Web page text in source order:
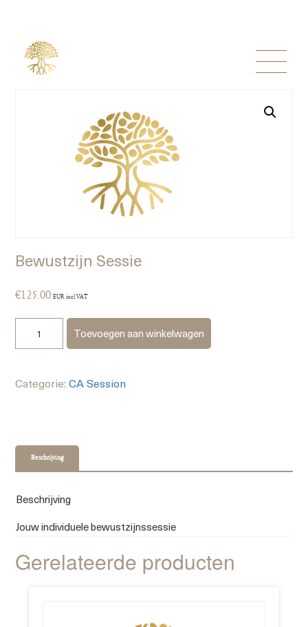
Bewustzijn Sessie
€125.00 EUR incl VAT
Toevoegen aan winkelwagen
Categorie:CA Session
Beschrijving
Beschrijving
Jouw individuele bewustzijnssessie
Gerelateerde producten